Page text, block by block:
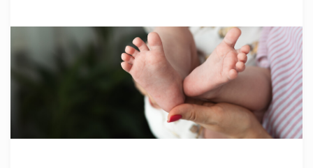
АНТИТЕРРОР
НОВОСТИ
ОФИЦИАЛЬНО